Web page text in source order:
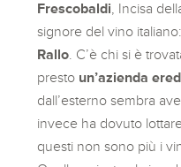
Frescobaldi , Incisa
signore del vino
Rallo . C’è chi si è
presto un’azienda
dall’esterno sembra
invece ha dovuto
questi non sono più i